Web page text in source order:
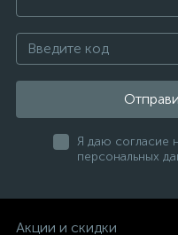
Я даю согласие
персональных
Акции и скидки